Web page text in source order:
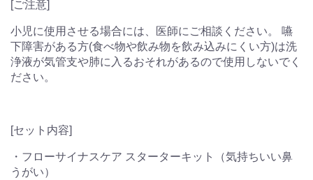
[ご注意]
小児に使用させる場合には、医師にご相談ください。 嚥
下障害がある方(食べ物や飲み物を飲み込みにくい方)は洗
浄液が気管支や肺に入るおそれがあるので使用しないでく
ださい。
[セット内容]
・フローサイナスケア スターターキット（気持ちいい鼻
うがい）